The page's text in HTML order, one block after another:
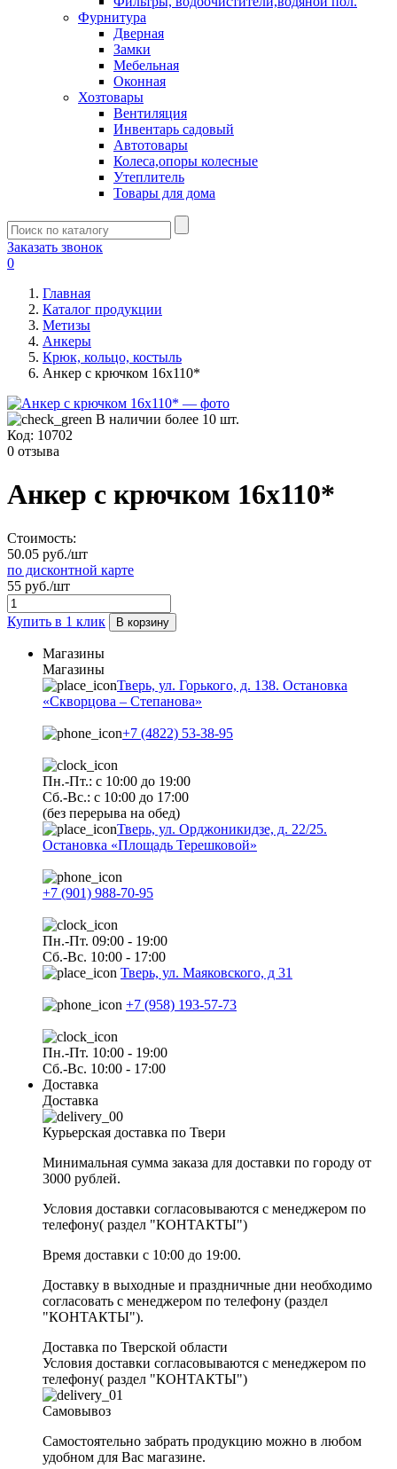
Фурнитура
Дверная
Замки
Мебельная
Оконная
Хозтовары
Вентиляция
Инвентарь садовый
Автотовары
Колеса,опоры колесные
Утеплитель
Товары для дома
Заказать звонок
0
Главная
Каталог продукции
Метизы
Анкеры
Крюк, кольцо, костыль
Анкер с крючком 16х110*
В наличии более 10 шт.
Код: 10702
0 отзыва
Анкер с крючком 16х110*
Стоимость:
50.05 руб./шт
по дисконтной карте
55 руб./шт
Купить в 1 клик В корзину
Магазины
Магазины
Тверь, ул. Горького, д. 138. Остановка
«Скворцова – Степанова»
+7 (4822) 53-38-95
Пн.-Пт.: с 10:00 до 19:00
Сб.-Вс.: с 10:00 до 17:00
(без перерыва на обед)
Тверь, ул. Орджоникидзе, д. 22/25.
Остановка «Площадь Терешковой»
+7 (901) 988-70-95
Пн.-Пт. 09:00 - 19:00
Сб.-Вс. 10:00 - 17:00
Тверь, ул. Маяковского, д 31
+7 (958) 193-57-73
Пн.-Пт. 10:00 - 19:00
Сб.-Вс. 10:00 - 17:00
Доставка
Доставка
Курьерская доставка по Твери
Минимальная сумма заказа для доставки по городу от
3000 рублей.
Условия доставки согласовываются с менеджером по
телефону( раздел "КОНТАКТЫ")
Время доставки с 10:00 до 19:00.
Доставку в выходные и праздничные дни необходимо
согласовать с менеджером по телефону (раздел
"КОНТАКТЫ").
Доставка по Тверской области
Условия доставки согласовываются с менеджером по
телефону( раздел "КОНТАКТЫ")
Самовывоз
Самостоятельно забрать продукцию можно в любом
удобном для Вас магазине.